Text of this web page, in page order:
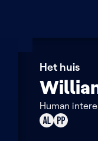
Het huis
Human
Geschikt
Product